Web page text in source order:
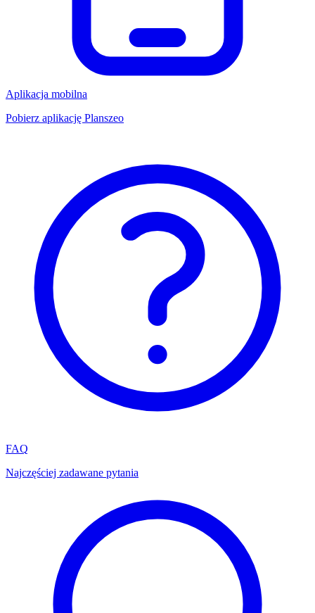
Aplikacja mobilna
Pobierz aplikację Planszeo
FAQ
Najczęściej zadawane pytania